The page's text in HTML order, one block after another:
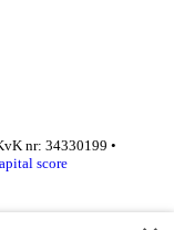
nr: 34330199 •
score